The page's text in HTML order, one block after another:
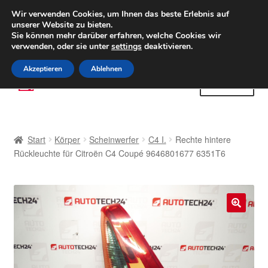
LIEFERUNG ab 6 EUR
Weltweiter Versand
(800) 500 564Mo-Fr 9-16 Uhr
Zur
Navigation
Zum
Inhalt
AGB
Beschwerdeordnung
Datenschutz-Bestimmungen
Start Körper Scheinwerfer C4 I.
Rechte hintere
Rückleuchte für Citroën C4 Coupé 9646801677 6351T6
Wir verwenden Cookies, um Ihnen das beste Erlebnis auf
unserer Website zu bieten.
Sie können mehr darüber erfahren, welche Cookies wir
verwenden, oder sie untersettings deaktivieren.
Akzeptieren Ablehnen